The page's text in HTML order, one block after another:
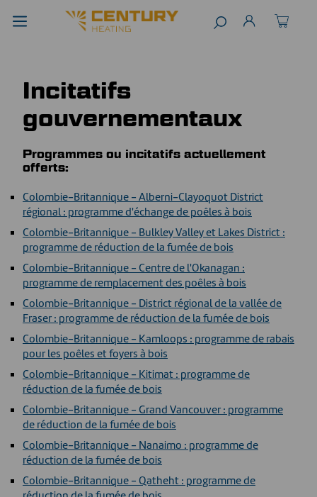
Incitatifs
gouvernementaux
Programmes ou incitatifs actuellement
offerts:
Colombie-Britannique - Alberni-Clayoquot District
régional : programme d'échange de poêles à bois
Colombie-Britannique - Bulkley Valley et Lakes District :
programme de réduction de la fumée de bois
Colombie-Britannique - Centre de l'Okanagan :
programme de remplacement des poêles à bois
Colombie-Britannique - District régional de la vallée de
Fraser : programme de réduction de la fumée de bois
Colombie-Britannique - Kamloops : programme de rabais
pour les poêles et foyers à bois
Colombie-Britannique - Kitimat : programme de
réduction de la fumée de bois
Colombie-Britannique - Grand Vancouver : programme
de réduction de la fumée de bois
Colombie-Britannique - Nanaimo : programme de
réduction de la fumée de bois
Colombie-Britannique - Qatheht : programme de